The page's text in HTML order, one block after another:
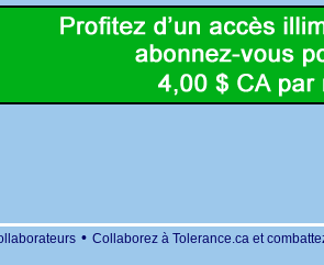
• Collaborez à Tolerance.ca et